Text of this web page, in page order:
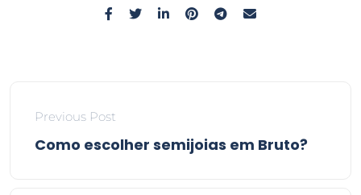
Previous Post
Como escolher semijoias em Bruto?